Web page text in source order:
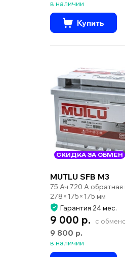
в наличии
Купить
СКИДКА ЗА ОБМЕН
MUTLU SFB M3
75 Ач 720 А обратная
278×175×175 мм
Гарантия 24 мес.
9 000 р. с
9 800 р.
в наличии